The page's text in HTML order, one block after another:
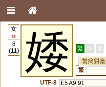
女
38
8
(11)
婑 繁 簡 港
繁簡對應
繁
UTF-8
E5 A9 91